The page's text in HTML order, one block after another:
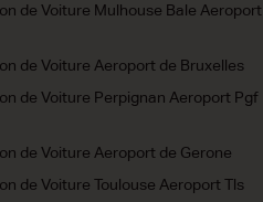
de Voiture Mulhouse Bale Aeroport
de Voiture Aeroport de Bruxelles
de Voiture Perpignan Aeroport Pgf
de Voiture Aeroport de Gerone
de Voiture Toulouse Aeroport Tls